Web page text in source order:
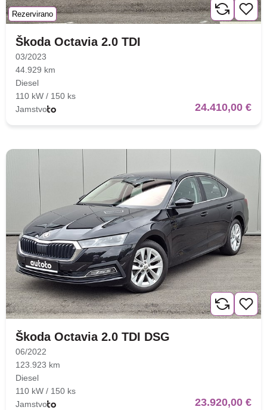
Rezervirano
Škoda Octavia 2.0 TDI
03/2023
44.929 km
Diesel
110 kW / 150 ks
Jamstvo
24.410,00 €
Škoda Octavia 2.0 TDI DSG
06/2022
123.923 km
Diesel
110 kW / 150 ks
Jamstvo
23.920,00 €